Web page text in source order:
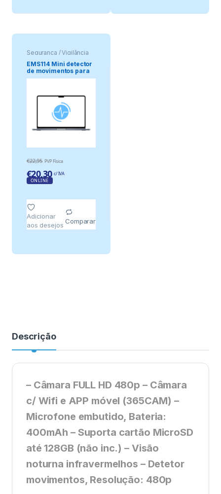
Segurança / Vigilância
EMS114 Mini detector
de movimentos para
embutir, 12v
€22,95 PVP Física
€20,30 c/ IVA
ONLINE
Adicionar
aos desejos
Comparar
Descrição
– Câmara FULL HD 480p – Câmara
c/ Wifi e APP móvel (365CAM) –
Microfone embutido, Bateria:
400mAh – Suporta cartão MicroSD
até 128GB (não inc.) – Visão
noturna infravermelhos – Detetor
movimentos, Resolução: 480p